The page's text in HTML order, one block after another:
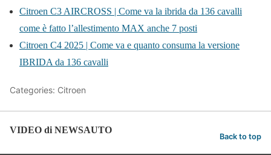
Citroen C3 AIRCROSS | Come va la ibrida da 136 cavalli
come è fatto l’allestimento MAX anche 7 posti
Citroen C4 2025 | Come va e quanto consuma la versione
IBRIDA da 136 cavalli
Categories: Citroen
VIDEO di NEWSAUTO
Back to top